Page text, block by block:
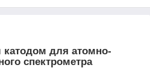
для атомно-
спектрометра